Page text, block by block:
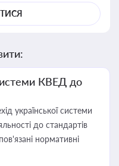
КВЕД до
української системи
до стандартів
нормативні